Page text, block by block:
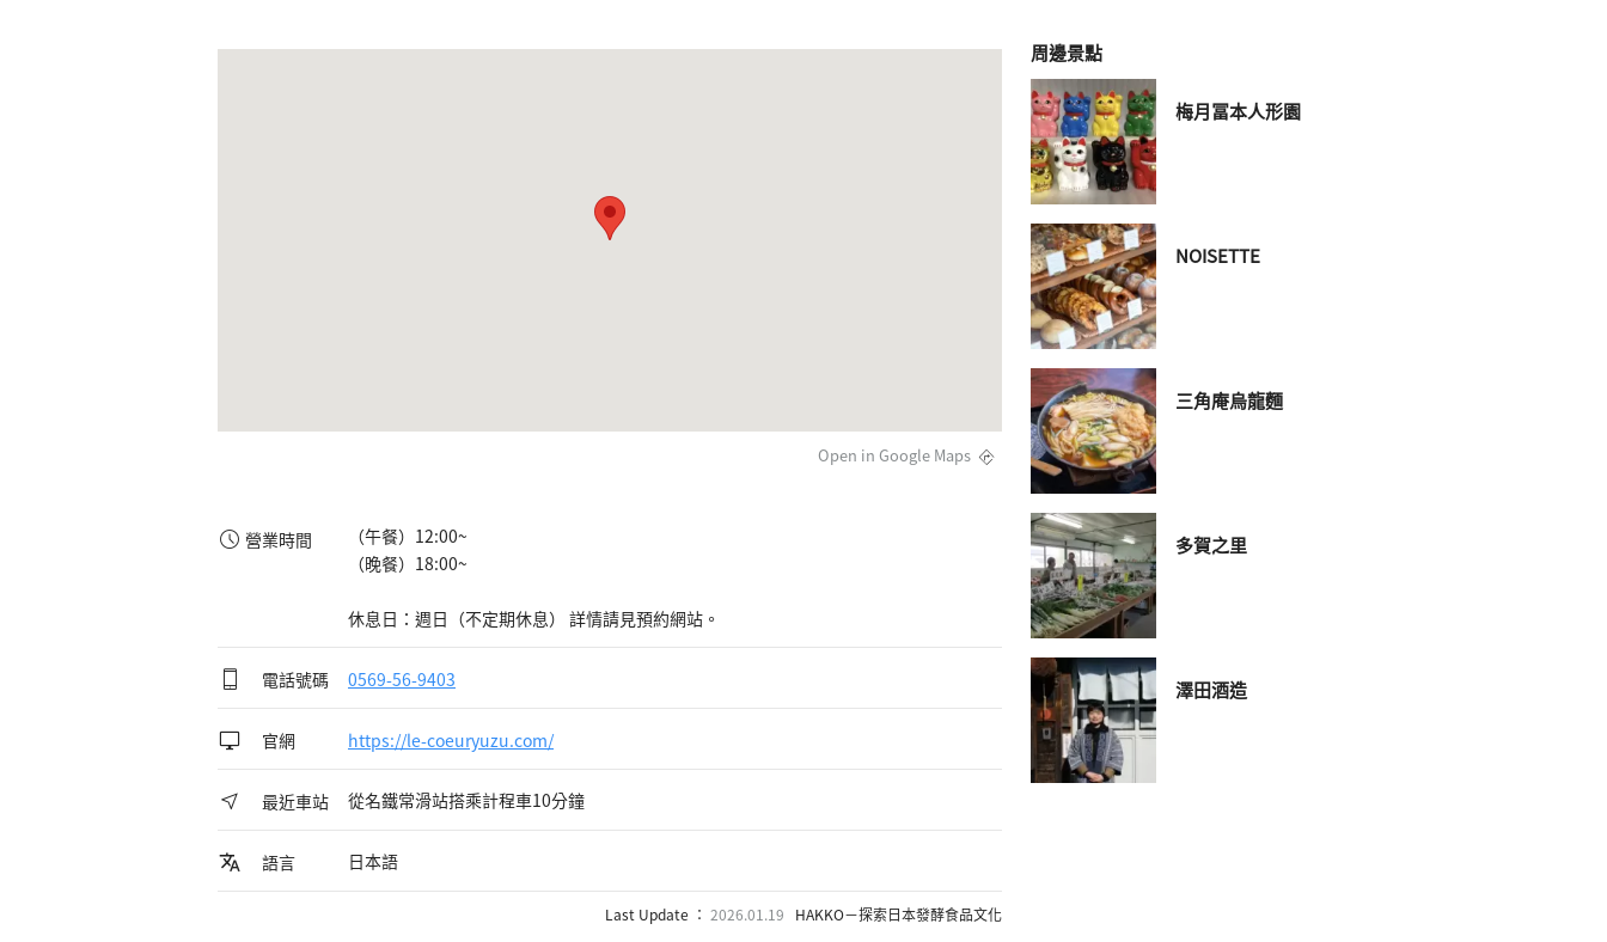
Open in Google Maps
營業時間
（午餐）12:00~
（晚餐）18:00~
休息日：週日（不定期休息） 詳情請見預約網站。
電話號碼 0569-56-9403
官網 https://le-coeuryuzu.com/
最近車站 從名鐵常滑站搭乘計程車10分鐘
語言 日本語
Last Update ： 2026.01.19 HAKKO－探索日本發酵食品文化
周邊景點
梅月冨本人形園
NOISETTE
三角庵烏龍麵
多賀之里
澤田酒造